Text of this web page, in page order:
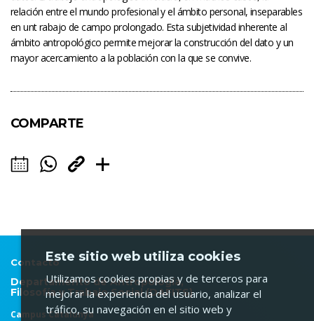
relación entre el mundo profesional y el ámbito personal, inseparables
en unt rabajo de campo prolongado. Esta subjetividad inherente al
ámbito antropológico permite mejorar la construcción del dato y un
mayor acercamiento a la población con la que se convive.
COMPARTE
Contacto
Departamento de Antropología,
Filosofía y Trabajo Social (DAFITS)
Campus Catalunya
Este sitio web utiliza cookies
Utilizamos cookies propias y de terceros para
mejorar la experiencia del usuario, analizar el
tráfico, su navegación en el sitio web y